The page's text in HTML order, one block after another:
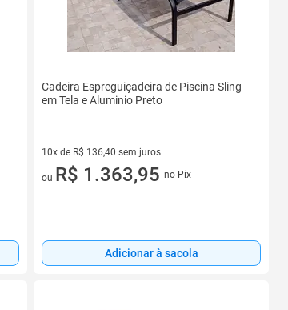
Cadeira Espreguiçadeira de Piscina Sling
em Tela e Aluminio Preto
10x de R$ 136,40 sem juros
10 vez de R$ 136,40 sem juros
ou R$ 1.363,95 no Pix
Adicionar à sacola